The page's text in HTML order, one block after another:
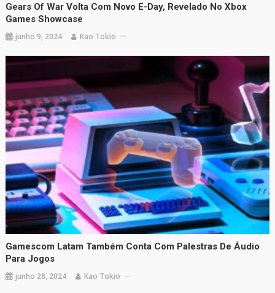
Gears Of War Volta Com Novo E-Day, Revelado No Xbox
Games Showcase
junho 9, 2024 Kao Tokio
Gamescom Latam Também Conta Com Palestras De Áudio
Para Jogos
junho 28, 2024 Kao Tokio